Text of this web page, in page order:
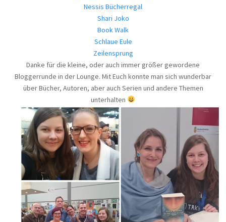
Nessis Bücherregal
Shari Joko
Book Walk
Schlaue Eule
Zeilensprung
Danke für die kleine, oder auch immer größer gewordene
Bloggerrunde in der Lounge. Mit Euch konnte man sich wunderbar
über Bücher, Autoren, aber auch Serien und andere Themen
unterhalten